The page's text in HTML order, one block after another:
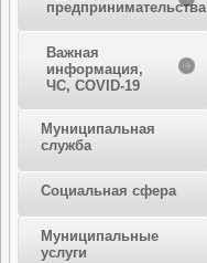
предпринимательства
Важная
информация,
ЧС, COVID-19
Муниципальная
служба
Социальная сфера
Муниципальные
услуги